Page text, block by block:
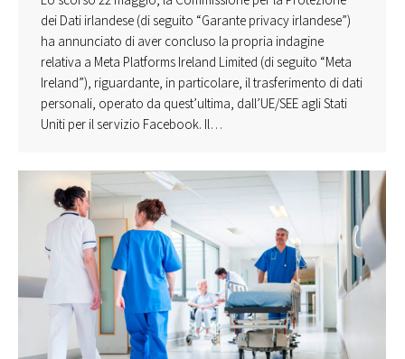
dei Dati irlandese (di seguito “Garante privacy irlandese”)
ha annunciato di aver concluso la propria indagine
relativa a Meta Platforms Ireland Limited (di seguito “Meta
Ireland”), riguardante, in particolare, il trasferimento di dati
personali, operato da quest’ultima, dall’UE/SEE agli Stati
Uniti per il servizio Facebook. Il…